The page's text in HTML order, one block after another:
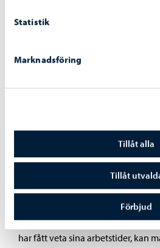
Statistik
Marknadsföring
Tillåt alla
Tillåt
Förbjud
Om den valda timgränsen
Om vårdnadshavaren inte vet sina
vårdtiderna ska reserveras, lönar
vårdtiderna med tanke på barnets
behövs ändringar i vårdtiden efter
har fått veta sina arbetstider, kan